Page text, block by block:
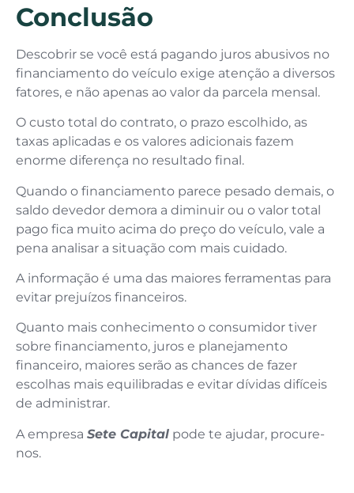
Conclusão
Descobrir se você está pagando juros abusivos no
financiamento do veículo exige atenção a diversos
fatores, e não apenas ao valor da parcela mensal.
O custo total do contrato, o prazo escolhido, as
taxas aplicadas e os valores adicionais fazem
enorme diferença no resultado final.
Quando o financiamento parece pesado demais, o
saldo devedor demora a diminuir ou o valor total
pago fica muito acima do preço do veículo, vale a
pena analisar a situação com mais cuidado.
A informação é uma das maiores ferramentas para
evitar prejuízos financeiros.
Quanto mais conhecimento o consumidor tiver
sobre financiamento, juros e planejamento
financeiro, maiores serão as chances de fazer
escolhas mais equilibradas e evitar dívidas difíceis
de administrar.
A empresa Sete Capital pode te ajudar, procure-
nos.